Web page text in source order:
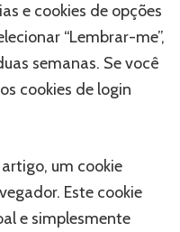
e cookies de opções
“Lembrar-me”,
semanas. Se você
cookies de login
um cookie
Este cookie
e simplesmente